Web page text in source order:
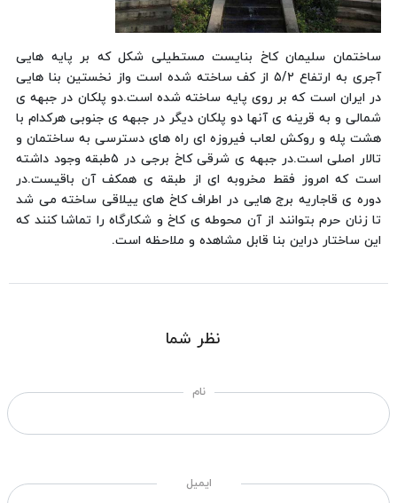
ساختمان سلیمان کاخ بنایست مستطیلی شکل که بر پایه هایی
آجری به ارتفاع ۵/۲ از کف ساخته شده است واز نخستین بنا هایی
در ایران است که بر روی پایه ساخته شده است.دو پلکان در جبهه ی
شمالی و به قرینه ی آنها دو پلکان دیگر در جبهه ی جنوبی هرکدام با
هشت پله و روکش لعاب فیروزه ای راه های دسترسی به ساختمان و
تالار اصلی است.در جبهه ی شرقی کاخ برجی در ۵طبقه وجود داشته
است که امروز فقط مخروبه ای از طبقه ی همکف آن باقیست.در
دوره ی قاجاریه برج هایی در اطراف کاخ های ییلاقی ساخته می شد
تا زنان حرم بتوانند از آن محوطه ی کاخ و شکارگاه را تماشا کنند که
این ساختار دراین بنا قابل مشاهده و ملاحظه است.
نظر شما
نام
ایمیل